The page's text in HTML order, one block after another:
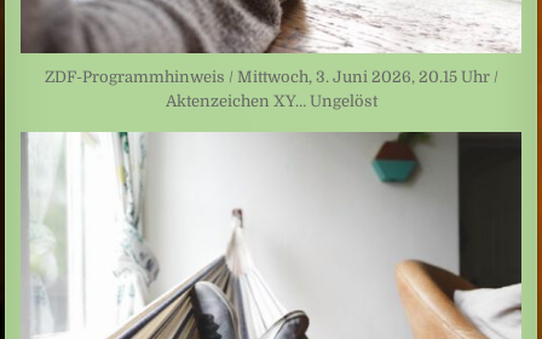
ZDF-Programmhinweis / Mittwoch, 3. Juni 2026, 20.15 Uhr /
Aktenzeichen XY… Ungelöst